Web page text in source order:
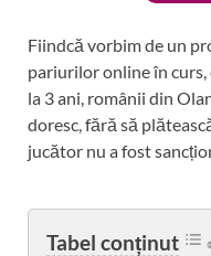
Fiindcă vorbim de un
pariurilor online în curs,
la 3 ani, românii din
doresc, fără să
jucător nu a fost
Tabel conținut